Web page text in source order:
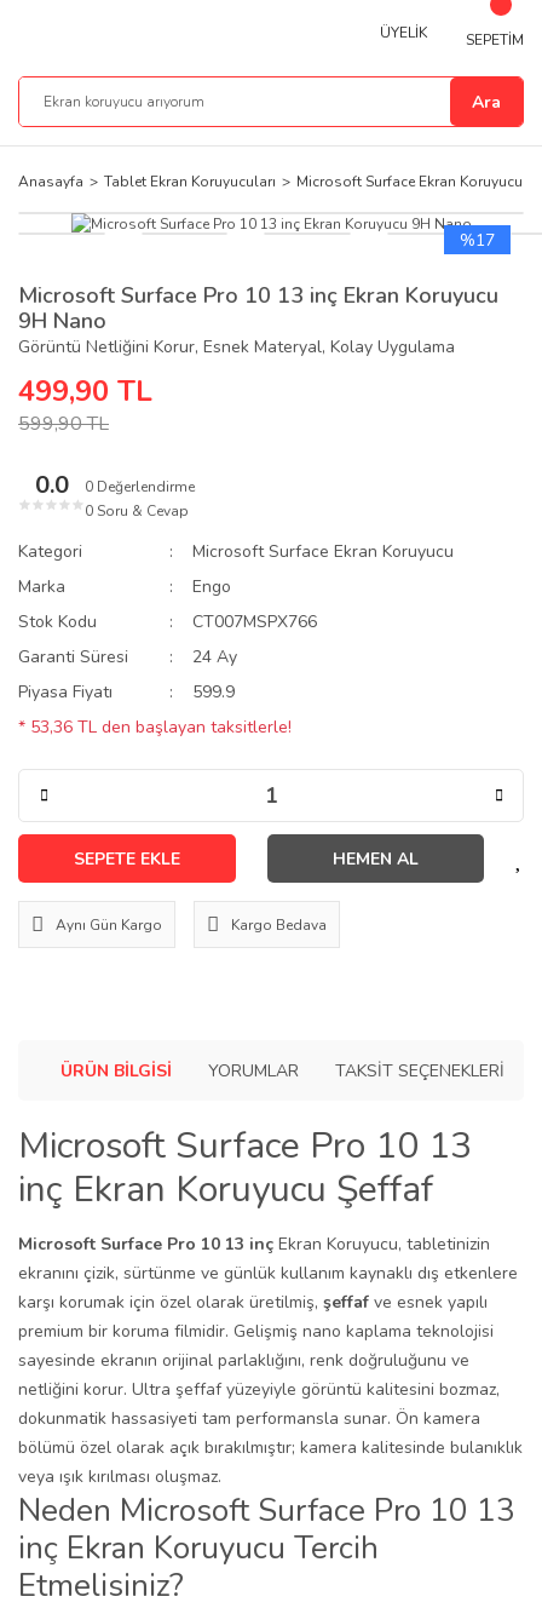
Ara
ÜYELİK SEPETİM
Anasayfa Tablet Ekran Koruyucuları Microsoft Surface Ekran Koruyucu
%17
Microsoft Surface Pro 10 13 inç Ekran Koruyucu
9H Nano
Görüntü Netliğini Korur, Esnek Materyal, Kolay Uygulama
499,90 TL
599,90 TL
0.0
★ ★ ★ ★ ★
0 Değerlendirme
0 Soru & Cevap
Kategori
Microsoft Surface Ekran Koruyucu
Marka
Engo
Stok Kodu
CT007MSPX766
Garanti Süresi
24 Ay
Piyasa Fiyatı
599.9
* 53,36 TL den başlayan taksitlerle!
SEPETE EKLE HEMEN AL
Aynı Gün Kargo Kargo Bedava
ÜRÜN BILGISI YORUMLAR TAKSIT SEÇENEKLERI
Microsoft Surface Pro 10 13
inç Ekran Koruyucu Şeffaf
Microsoft Surface Pro 10 13 inç Ekran Koruyucu, tabletinizin
ekranını çizik, sürtünme ve günlük kullanım kaynaklı dış etkenlere
karşı korumak için özel olarak üretilmiş, şeffaf ve esnek yapılı
premium bir koruma filmidir. Gelişmiş nano kaplama teknolojisi
sayesinde ekranın orijinal parlaklığını, renk doğruluğunu ve
netliğini korur. Ultra şeffaf yüzeyiyle görüntü kalitesini bozmaz,
dokunmatik hassasiyeti tam performansla sunar. Ön kamera
bölümü özel olarak açık bırakılmıştır; kamera kalitesinde bulanıklık
veya ışık kırılması oluşmaz.
Neden Microsoft Surface Pro 10 13
inç Ekran Koruyucu Tercih
Etmelisiniz?